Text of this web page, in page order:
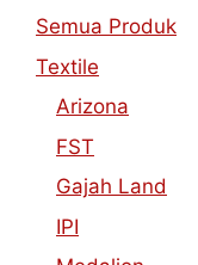
Semua Produk
Textile
Arizona
FST
Gajah Land
IPI